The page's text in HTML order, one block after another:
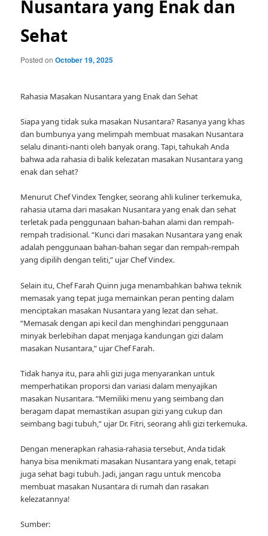
Nusantara yang Enak dan
Sehat
Posted onOctober 19, 2025
Rahasia Masakan Nusantara yang Enak dan Sehat
Siapa yang tidak suka masakan Nusantara? Rasanya yang khas
dan bumbunya yang melimpah membuat masakan Nusantara
selalu dinanti-nanti oleh banyak orang. Tapi, tahukah Anda
bahwa ada rahasia di balik kelezatan masakan Nusantara yang
enak dan sehat?
Menurut Chef Vindex Tengker, seorang ahli kuliner terkemuka,
rahasia utama dari masakan Nusantara yang enak dan sehat
terletak pada penggunaan bahan-bahan alami dan rempah-
rempah tradisional. “Kunci dari masakan Nusantara yang enak
adalah penggunaan bahan-bahan segar dan rempah-rempah
yang dipilih dengan teliti,” ujar Chef Vindex.
Selain itu, Chef Farah Quinn juga menambahkan bahwa teknik
memasak yang tepat juga memainkan peran penting dalam
menciptakan masakan Nusantara yang lezat dan sehat.
“Memasak dengan api kecil dan menghindari penggunaan
minyak berlebihan dapat menjaga kandungan gizi dalam
masakan Nusantara,” ujar Chef Farah.
Tidak hanya itu, para ahli gizi juga menyarankan untuk
memperhatikan proporsi dan variasi dalam menyajikan
masakan Nusantara. “Memiliki menu yang seimbang dan
beragam dapat memastikan asupan gizi yang cukup dan
seimbang bagi tubuh,” ujar Dr. Fitri, seorang ahli gizi terkemuka.
Dengan menerapkan rahasia-rahasia tersebut, Anda tidak
hanya bisa menikmati masakan Nusantara yang enak, tetapi
juga sehat bagi tubuh. Jadi, jangan ragu untuk mencoba
membuat masakan Nusantara di rumah dan rasakan
kelezatannya!
Sumber: